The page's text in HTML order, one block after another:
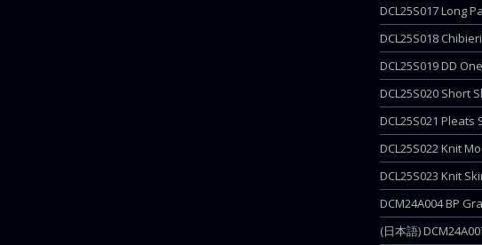
DCL25S017 Long
DCL25S018
DCL25S019 DD
DCL25S020 Short
DCL25S021 Pleats
DCL25S022 Knit
DCL25S023 Knit
DCM24A004 BP
(日本語)